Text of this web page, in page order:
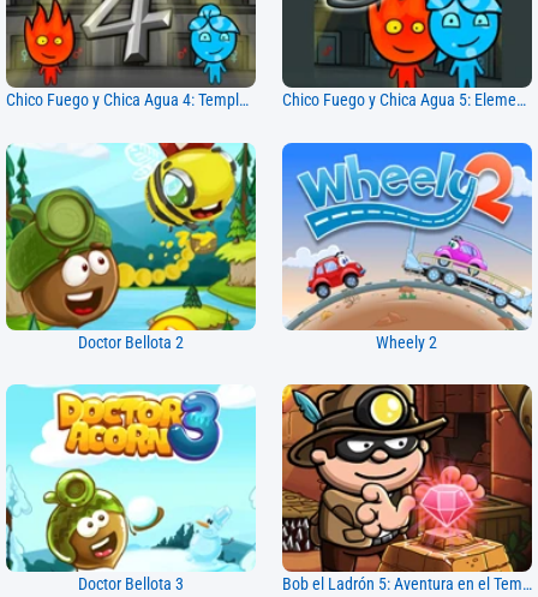
Chico Fuego y Chica Agua 4: Templo de Cristal Chico Fuego y Chica Agua 5: Elementos
Doctor Bellota 2 Wheely 2
Doctor Bellota 3 Bob el Ladrón 5: Aventura en el Templo